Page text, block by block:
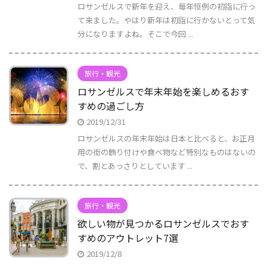
ロサンゼルスで新年を迎え、毎年恒例の初詣に行っ
て来ました。やはり新年は初詣に行かないとって気
分になりますよね。そこで今回 ...
旅行・観光
ロサンゼルスで年末年始を楽しめるおす
すめの過ごし方
2019/12/31
ロサンゼルスの年末年始は日本と比べると、お正月
用の街の飾り付けや食べ物など特別なものはないの
で、割とあっさりとしています ...
旅行・観光
欲しい物が見つかるロサンゼルスでおす
すめのアウトレット7選
2019/12/8